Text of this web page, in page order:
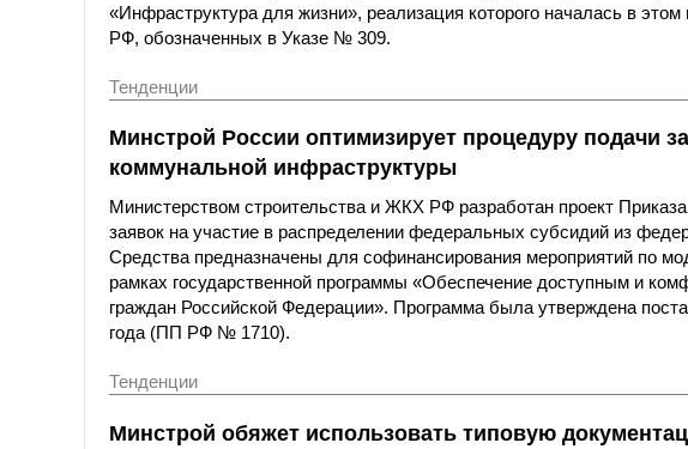
«Инфраструктура для жизни», реализация которого началась в
РФ, обозначенных в Указе № 309.
Тенденции
Минстрой России оптимизирует процедуру подачи
коммунальной инфраструктуры
Министерством строительства и ЖКХ РФ разработан проект
заявок на участие в распределении федеральных субсидий из
Средства предназначены для софинансирования мероприятий по
рамках государственной программы «Обеспечение доступным и
граждан Российской Федерации». Программа была утверждена
года (ПП РФ № 1710).
Тенденции
Минстрой обяжет использовать типовую